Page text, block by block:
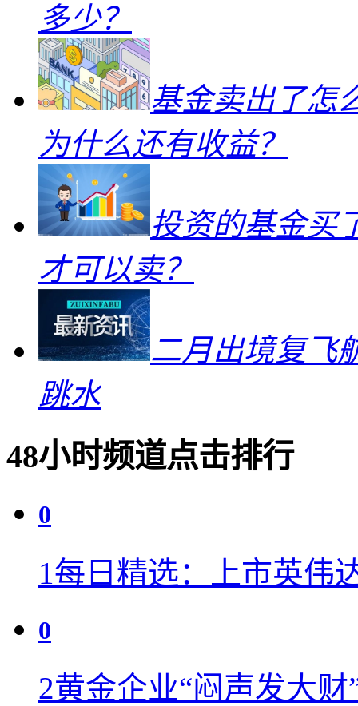
多少？
基金卖出了怎
为什么还有收益？
投资的基金买
才可以卖？
二月出境复飞
跳水
48小时频道点击排行
0
1 每日精选：上市英伟
0
2黄金企业“闷声发大财